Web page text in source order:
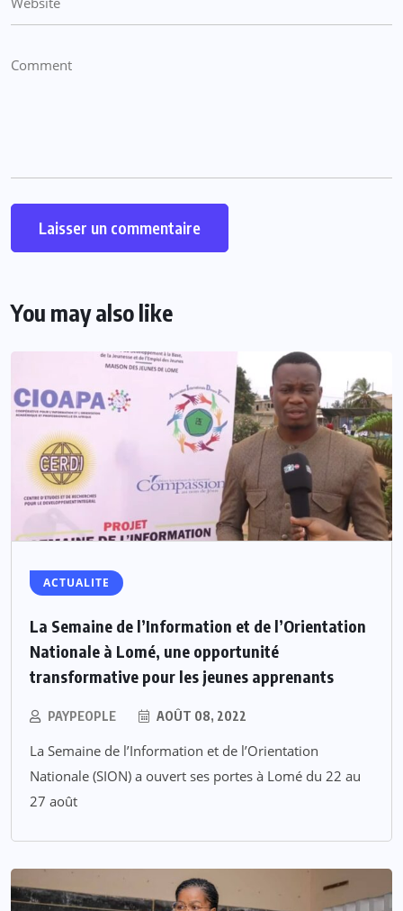
You may also like
ACTUALITE
La Semaine de l’Information et de l’Orientation
Nationale à Lomé, une opportunité
transformative pour les jeunes apprenants
PAYPEOPLE AOÛT 08, 2022
La Semaine de l’Information et de l’Orientation
Nationale (SION) a ouvert ses portes à Lomé du 22 au
27 août